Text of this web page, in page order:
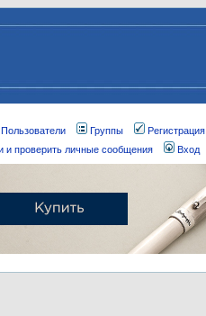
Пользователи Группы
Регистрация
и проверить личные сообщения Вход